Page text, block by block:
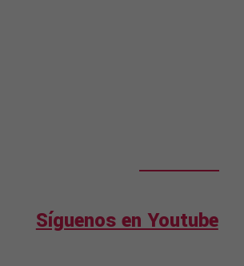
Síguenos en Youtube